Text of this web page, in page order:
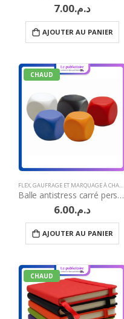
د.م.7.00
AJOUTER AU PANIER
CHAUD
FLEX,GAUFRAGE ET MARQUAGE À CHAUD
Balle antistress carré personnalisable
د.م.6.00
AJOUTER AU PANIER
CHAUD